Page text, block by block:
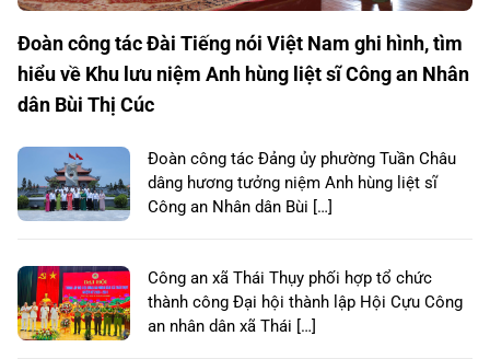
Đoàn công tác Đài Tiếng nói Việt Nam ghi hình, tìm
hiểu về Khu lưu niệm Anh hùng liệt sĩ Công an Nhân
dân Bùi Thị Cúc
Đoàn công tác Đảng ủy phường Tuần Châu
dâng hương tưởng niệm Anh hùng liệt sĩ
Công an Nhân dân Bùi […]
Công an xã Thái Thụy phối hợp tổ chức
thành công Đại hội thành lập Hội Cựu Công
an nhân dân xã Thái […]